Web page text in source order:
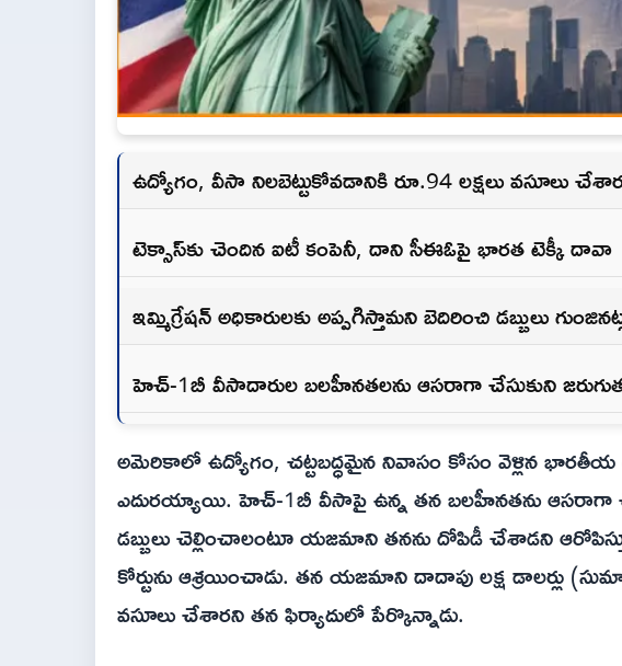
ఉద్యోగం, వీసా నిలబెట్టుకోవడానికి రూ.94 లక్షలు వసూలు
టెక్సాస్‌కు చెందిన ఐటీ కంపెనీ, దాని సీఈఓపై భారత టెక్కీ దావా
ఇమ్మిగ్రేషన్ అధికారులకు అప్పగిస్తామని బెదిరించి డబ్బులు
హెచ్-1బీ వీసాదారుల బలహీనతలను ఆసరాగా చేసుకుని
అమెరికాలో ఉద్యోగం, చట్టబద్ధమైన నివాసం కోసం వెళ్లిన భారతీయ
ఎదురయ్యాయి. హెచ్-1బీ వీసాపై ఉన్న తన బలహీనతను ఆసరాగా
డబ్బులు చెల్లించాలంటూ యజమాని తనను దోపిడీ చేశాడని
కోర్టును ఆశ్రయించాడు. తన యజమాని దాదాపు లక్ష డాలర్లు
వసూలు చేశారని తన ఫిర్యాదులో పేర్కొన్నాడు.